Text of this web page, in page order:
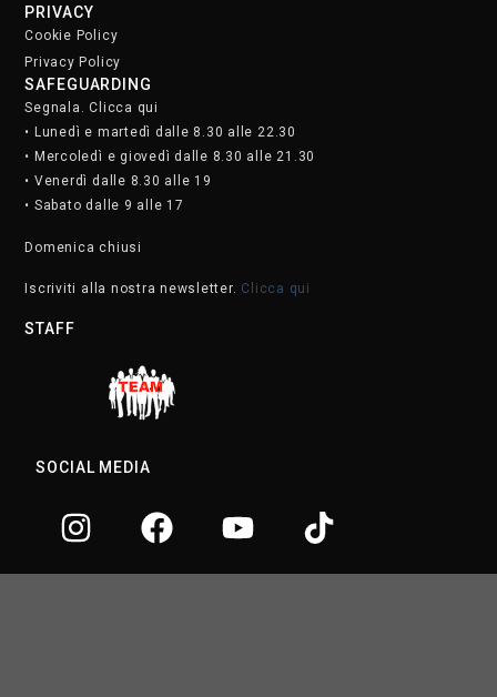
PRIVACY
Cookie Policy
Privacy Policy
SAFEGUARDING
Segnala. Clicca qui
• Lunedì e martedì dalle 8.30 alle 22.30
• Mercoledì e giovedì dalle 8.30 alle 21.30
• Venerdì dalle 8.30 alle 19
• Sabato dalle 9 alle 17
Domenica chiusi
Iscriviti alla nostra newsletter. Clicca qui
STAFF
SOCIAL MEDIA